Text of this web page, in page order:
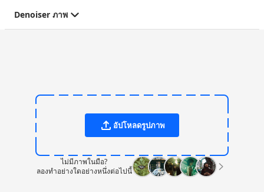
Denoiser ภาพ
อัปโหลดรูปภาพ
ไม่มีภาพในมือ?
ลองทําอย่างใดอย่างหนึ่งต่อไปนี้